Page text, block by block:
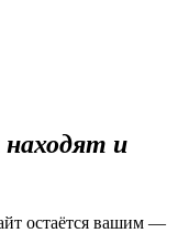
находят и
остаётся вашим —